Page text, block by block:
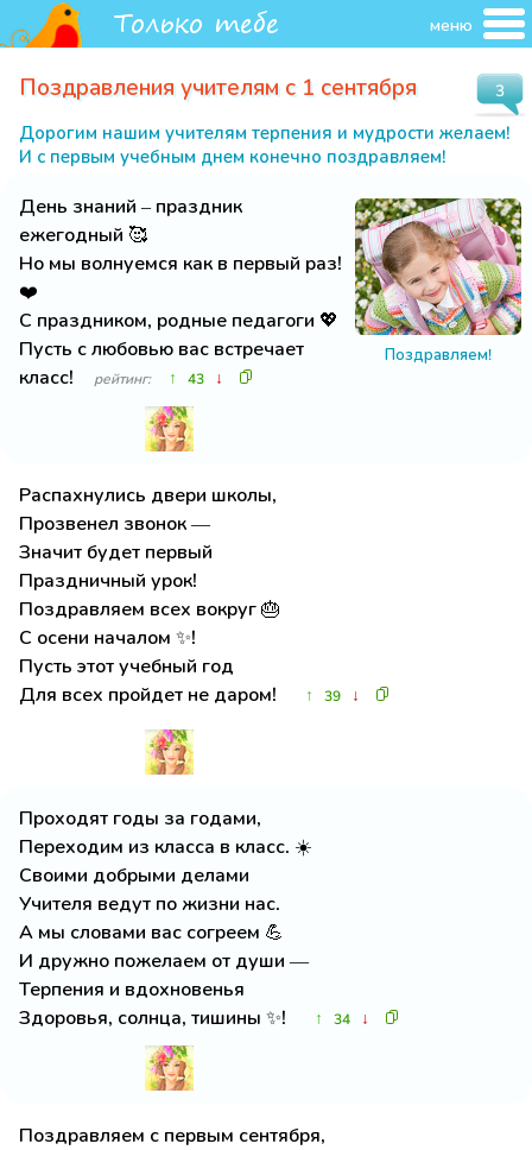
меню
3
Поздравления учителям с 1 сентября
Дорогим нашим учителям терпения и мудрости желаем!
И с первым учебным днем конечно поздравляем!
Поздравляем!
День знаний – праздник
ежегодный 🥰
Но мы волнуемся как в первый раз!
❤️
С праздником, родные педагоги 💖
Пусть с любовью вас встречает
класс!
рейтинг: ↑ 43 ↓
Распахнулись двери школы,
Прозвенел звонок —
Значит будет первый
Праздничный урок!
Поздравляем всех вокруг 🎂
С осени началом ✨!
Пусть этот учебный год
Для всех пройдет не даром!
↑ 39 ↓
Проходят годы за годами,
Переходим из класса в класс. ☀️
Своими добрыми делами
Учителя ведут по жизни нас.
А мы словами вас согреем 💪
И дружно пожелаем от души —
Терпения и вдохновенья
Здоровья, солнца, тишины ✨!
↑ 34 ↓
Поздравляем с первым сентября,